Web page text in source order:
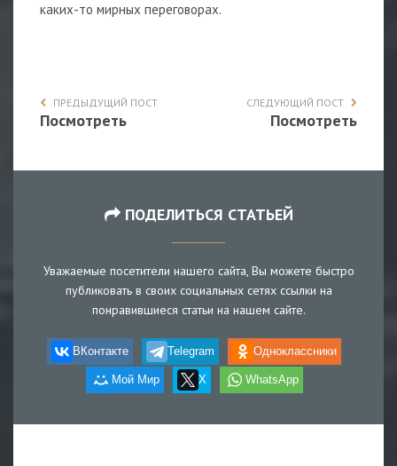
каких-то мирных переговорах.
ПРЕДЫДУЩИЙ ПОСТ
Посмотреть
СЛЕДУЮЩИЙ ПОСТ
Посмотреть
ПОДЕЛИТЬСЯ СТАТЬЕЙ
Уважаемые посетители нашего сайта, Вы можете быстро
публиковать в своих социальных сетях ссылки на
понравившиеся статьи на нашем сайте.
ВКонтакте Telegram Одноклассники
Мой Мир X WhatsApp